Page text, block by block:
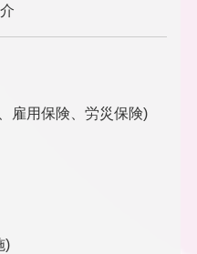
雇用保険、労災保険)
)